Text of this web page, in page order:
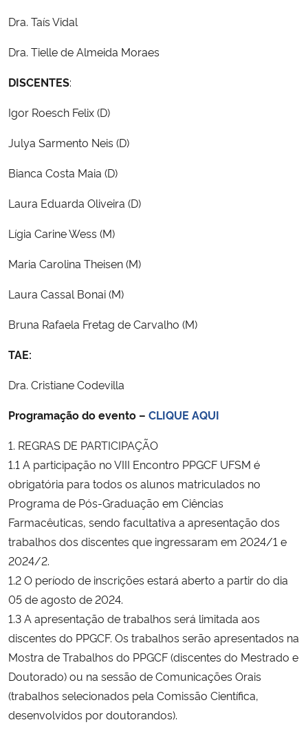
Dra. Taís Vidal
Dra. Tielle de Almeida Moraes
DISCENTES:
Igor Roesch Felix (D)
Julya Sarmento Neis (D)
Bianca Costa Maia (D)
Laura Eduarda Oliveira (D)
Lígia Carine Wess (M)
Maria Carolina Theisen (M)
Laura Cassal Bonai (M)
Bruna Rafaela Fretag de Carvalho (M)
TAE:
Dra. Cristiane Codevilla
Programação do evento – CLIQUE AQUI
1. REGRAS DE PARTICIPAÇÃO
1.1 A participação no VIII Encontro PPGCF UFSM é
obrigatória para todos os alunos matriculados no
Programa de Pós-Graduação em Ciências
Farmacêuticas, sendo facultativa a apresentação dos
trabalhos dos discentes que ingressaram em 2024/1 e
2024/2.
1.2 O período de inscrições estará aberto a partir do dia
05 de agosto de 2024.
1.3 A apresentação de trabalhos será limitada aos
discentes do PPGCF. Os trabalhos serão apresentados na
Mostra de Trabalhos do PPGCF (discentes do Mestrado e
Doutorado) ou na sessão de Comunicações Orais
(trabalhos selecionados pela Comissão Científica,
desenvolvidos por doutorandos).